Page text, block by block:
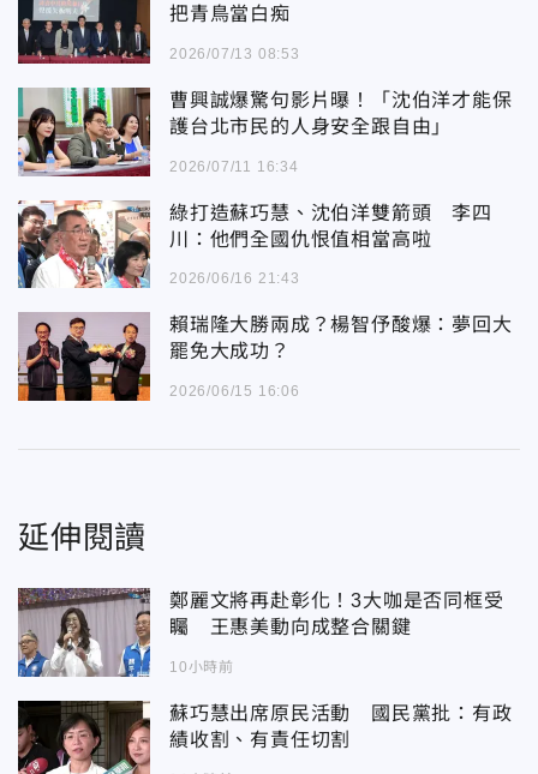
把青鳥當白痴
2026/07/13 08:53
曹興誠爆驚句影片曝！「沈伯洋才能保
護台北市民的人身安全跟自由」
2026/07/11 16:34
綠打造蘇巧慧、沈伯洋雙箭頭 李四
川：他們全國仇恨值相當高啦
2026/06/16 21:43
賴瑞隆大勝兩成？楊智伃酸爆：夢回大
罷免大成功？
2026/06/15 16:06
延伸閱讀
鄭麗文將再赴彰化！3大咖是否同框受
矚 王惠美動向成整合關鍵
10小時前
蘇巧慧出席原民活動 國民黨批：有政
績收割、有責任切割